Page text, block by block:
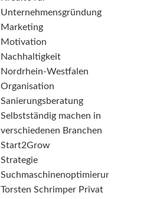
Unternehmensgründung
Marketing
Motivation
Nachhaltigkeit
Nordrhein-Westfalen
Organisation
Sanierungsberatung
Selbstständig machen in
verschiedenen Branchen
Start2Grow
Strategie
Suchmaschinenoptimierung
Torsten Schrimper Privat